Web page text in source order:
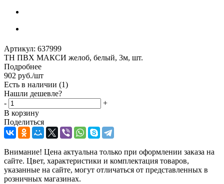
Артикул: 637999
ТН ПВХ МАКСИ желоб, белый, 3м, шт.
Подробнее
902 руб./шт
Есть в наличии (1)
Нашли дешевле?
-
+
В корзину
Поделиться
Внимание! Цена актуальна только при оформлении заказа на
сайте. Цвет, характеристики и комплектация товаров,
указанные на сайте, могут отличаться от представленных в
розничных магазинах.